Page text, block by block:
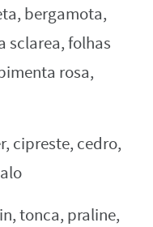
bergamota,
sclarea, folhas
rosa,
cipreste, cedro,
tonca, praline,